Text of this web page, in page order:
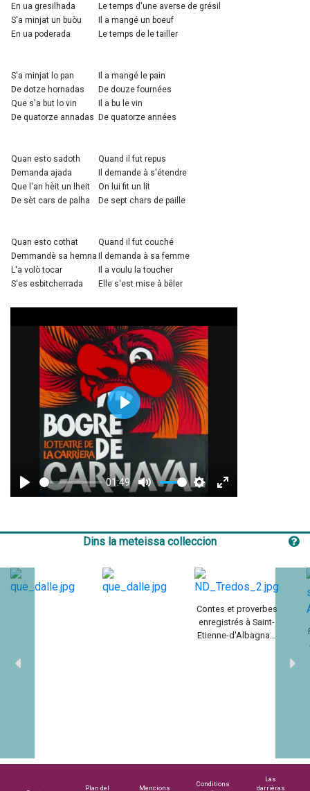
En ua gresilhada
Le temps d'une averse de grésil
S'a minjat un buòu
Il a mangé un boeuf
En ua poderada
Le temps de le tailler
S'a minjat lo pan
Il a mangé le pain
De dotze hornadas
De douze fournées
Que s'a but lo vin
Il a bu le vin
De quatorze annadas
De quatorze années
Quan esto sadoth
Quand il fut repus
Demanda ajada
Il demande à s'étendre
Que l'an hèit un lheit
On lui fit un lit
De sèt cars de palha
De sept chars de paille
Quan esto cothat
Quand il fut couché
Demmandè sa hemna
Il demanda à sa femme
L'a volò tocar
Il a voulu la toucher
S'es esbitcherrada
Elle s'est mise à bêler
Play
01:49
Mute Settings
Enter
Play
Dins la meteissa colleccion
Contes et proverbes
enregistrés à Saint-
Etienne-d'Albagnan,
Plan del Mencions
Conditions
Las
darrièras